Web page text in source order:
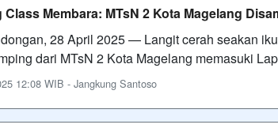
Class Membara: MTsN 2 Kota Magelang
28 April 2025 — Langit cerah seakan
dari MTsN 2 Kota Magelang memasuki
12:08 WIB - Jangkung Santoso